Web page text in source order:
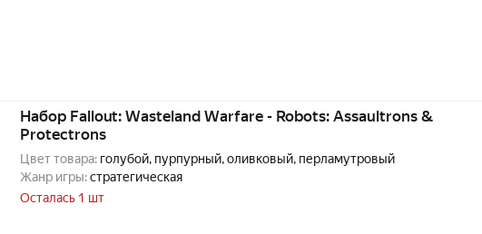
Набор Fallout: Wasteland Warfare - Robots: Assaultrons &
Protectrons
Цвет товара: голубой, пурпурный, оливковый, перламутровый
Жанр игры:стратегическая
Осталась 1 шт